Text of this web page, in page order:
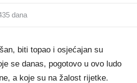
dana
biti topao i osjećajan su
se danas, pogotovo u ovo ludo
a koje su na žalost rijetke.